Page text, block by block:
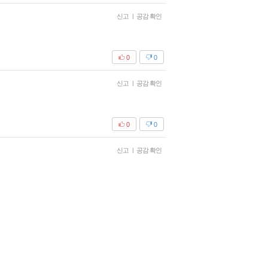
신고 | 공감 확인
0
0
신고 | 공감 확인
0
0
신고 | 공감 확인